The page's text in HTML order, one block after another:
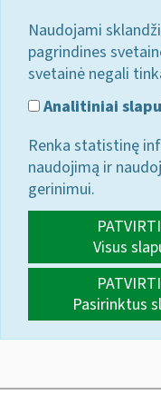
Naudojami
pagrindines
svetainė negali
Analitiniai
Renka statistinę
naudojimą ir
gerinimui.
Visus
Pasirinktus